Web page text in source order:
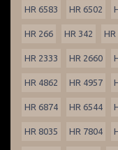
HR 6583 HR 6502
HR 266 HR 342 HR
HR 2333 HR 2660
HR 4862 HR 4957
HR 6874 HR 6544
HR 8035 HR 7804